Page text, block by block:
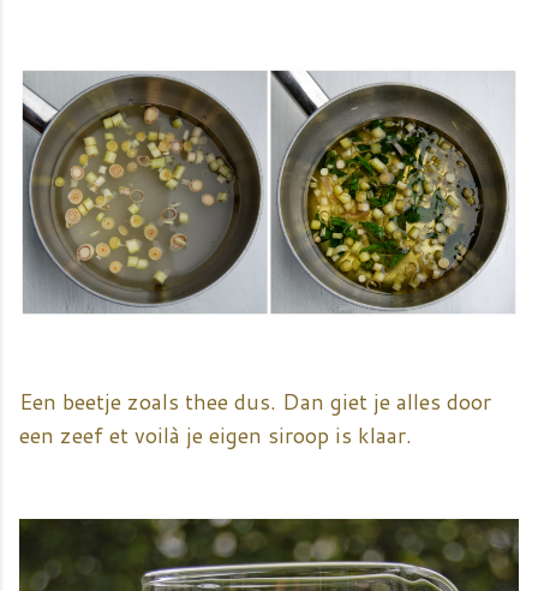
Een beetje zoals thee dus. Dan giet je alles door
een zeef et voilà je eigen siroop is klaar.